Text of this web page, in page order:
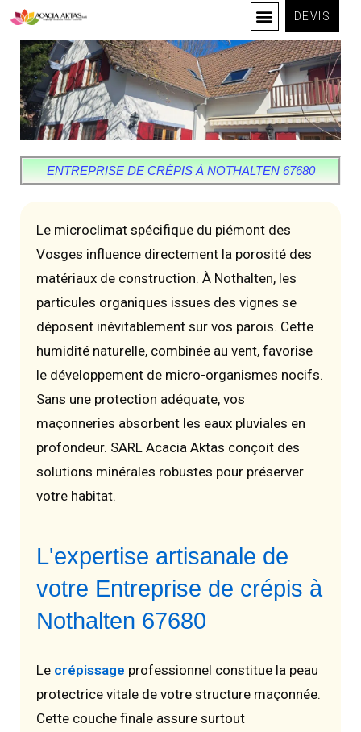
DEVIS
ENTREPRISE DE CRÉPIS À NOTHALTEN 67680
Le microclimat spécifique du piémont des
Vosges influence directement la porosité des
matériaux de construction. À Nothalten, les
particules organiques issues des vignes se
déposent inévitablement sur vos parois. Cette
humidité naturelle, combinée au vent, favorise
le développement de micro-organismes nocifs.
Sans une protection adéquate, vos
maçonneries absorbent les eaux pluviales en
profondeur. SARL Acacia Aktas conçoit des
solutions minérales robustes pour préserver
votre habitat.
L'expertise artisanale de
votre Entreprise de crépis à
Nothalten 67680
Le crépissage professionnel constitue la peau
protectrice vitale de votre structure maçonnée.
Cette couche finale assure surtout